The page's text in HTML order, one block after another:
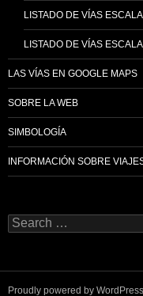
LISTADO DE VÍAS
LISTADO DE VÍAS
LAS VÍAS EN GOOGLE MAPS
SOBRE LA WEB
SIMBOLOGÍA
INFORMACIÓN SOBRE
Search
for:
Proudly powered by WordPress